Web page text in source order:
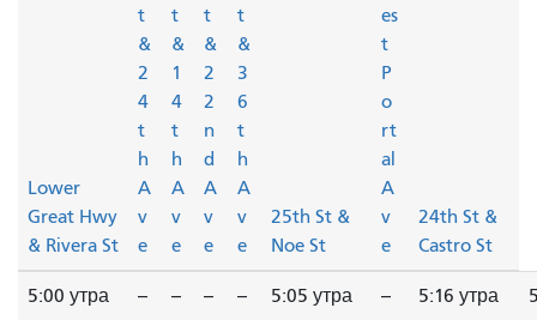
Lower
Great Hwy
& Rivera St
t
&
2
4
t
h
A
v
e
t
&
1
4
t
h
A
v
e
t
&
2
2
n
d
A
v
e
t
&
3
6
t
h
A
v
e
25th St &
Noe St
es
t
P
o
rt
al
A
v
e
24th St &
Castro St
5:00 утра -- -- -- -- 5:05 утра -- 5:16 утра